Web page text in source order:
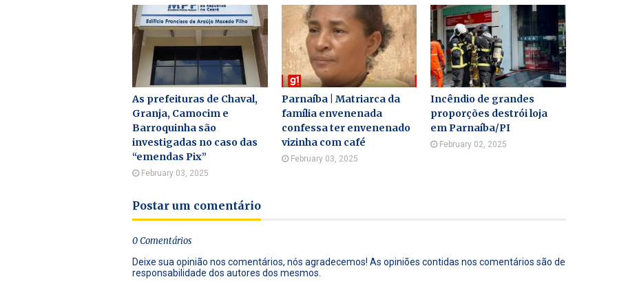
As prefeituras de Chaval,
Granja, Camocim e
Barroquinha são
investigadas no caso das
“emendas Pix”
February 03, 2025
Parnaíba | Matriarca da
família envenenada
confessa ter envenenado
vizinha com café
February 03, 2025
Incêndio de grandes
proporções destrói loja
em Parnaíba/PI
February 02, 2025
Postar um comentário
0 Comentários
Deixe sua opinião nos comentários, nós agradecemos! As opiniões contidas nos comentários são de
responsabilidade dos autores dos mesmos.